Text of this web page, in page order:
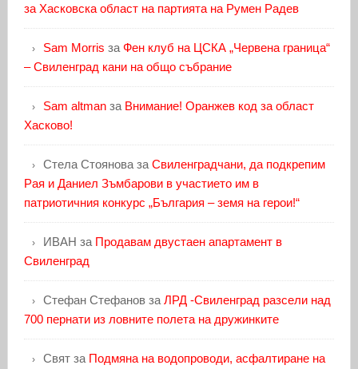
за Хасковска област на партията на Румен Радев
Sam Morris за Фен клуб на ЦСКА „Червена граница“
– Свиленград кани на общо събрание
Sam altmanза Внимание! Оранжев код за област
Хасково!
Стела Стояноваза Свиленградчани, да подкрепим
Рая и Даниел Зъмбарови в участието им в
патриотичния конкурс „България – земя на герои!“
ИВАН за Продавам двустаен апартамент в
Свиленград
Стефан Стефановза ЛРД -Свиленград разсели над
700 пернати из ловните полета на дружинките
Святза Подмяна на водопроводи, асфалтиране на